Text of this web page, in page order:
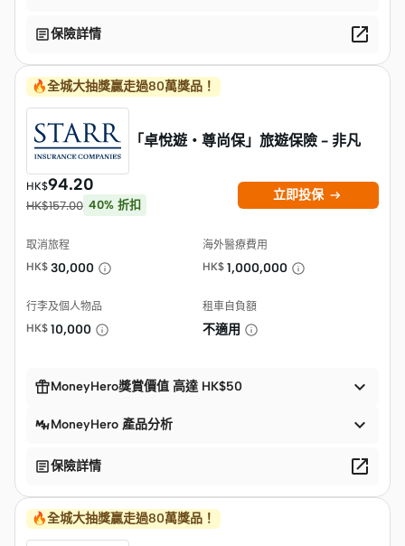
保險詳情 
🔥全城大抽獎贏走過80萬獎品！
「卓悅遊・尊尚保」旅遊保險 - 非凡
HK$94.20
HK$157.00 40% 折扣
立即投保 
取消旅程
HK$ 30,000
海外醫療費用
HK$ 1,000,000
行李及個人物品
HK$ 10,000
租車自負額
不適用
MoneyHero獎賞價值 高達 HK$50 
MoneyHero 產品分析 
保險詳情 
🔥全城大抽獎贏走過80萬獎品！